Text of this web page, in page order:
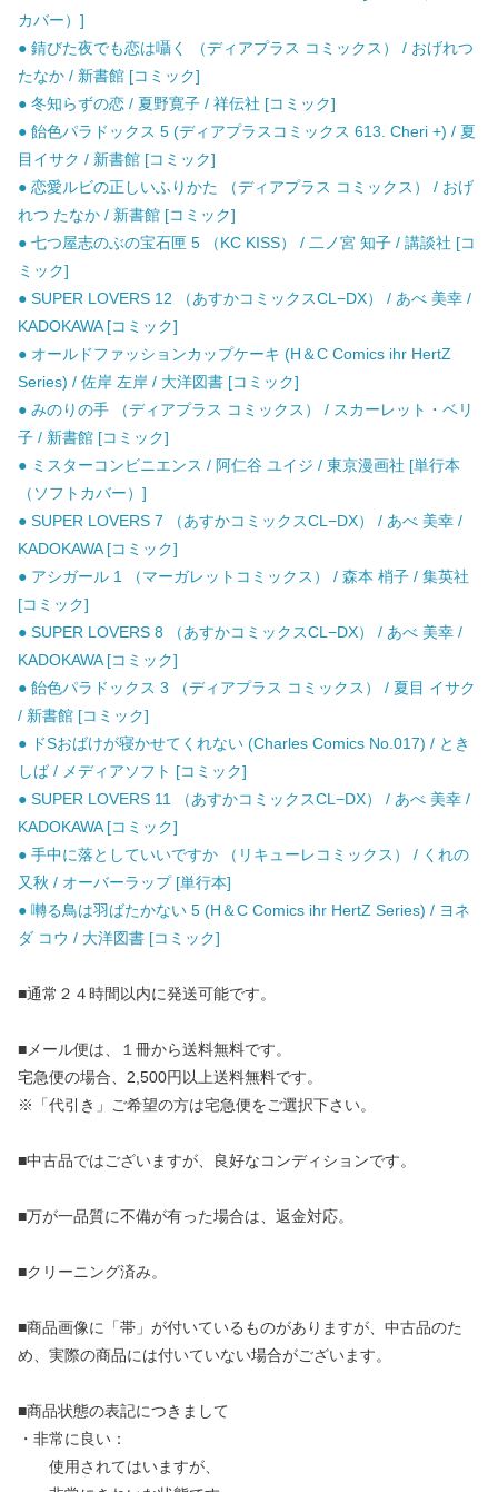
カバー）]
● 錆びた夜でも恋は囁く （ディアプラス コミックス） / おげれつ
たなか / 新書館 [コミック]
● 冬知らずの恋 / 夏野寛子 / 祥伝社 [コミック]
● 飴色パラドックス 5 (ディアプラスコミックス 613. Cheri +) / 夏
目イサク / 新書館 [コミック]
● 恋愛ルビの正しいふりかた （ディアプラス コミックス） / おげ
れつ たなか / 新書館 [コミック]
● 七つ屋志のぶの宝石匣 5 （KC KISS） / 二ノ宮 知子 / 講談社 [コ
ミック]
● SUPER LOVERS 12 （あすかコミックスCL−DX） / あべ 美幸 /
KADOKAWA [コミック]
● オールドファッションカップケーキ (H＆C Comics ihr HertZ
Series) / 佐岸 左岸 / 大洋図書 [コミック]
● みのりの手 （ディアプラス コミックス） / スカーレット・ベリ
子 / 新書館 [コミック]
● ミスターコンビニエンス / 阿仁谷 ユイジ / 東京漫画社 [単行本
（ソフトカバー）]
● SUPER LOVERS 7 （あすかコミックスCL−DX） / あべ 美幸 /
KADOKAWA [コミック]
● アシガール 1 （マーガレットコミックス） / 森本 梢子 / 集英社
[コミック]
● SUPER LOVERS 8 （あすかコミックスCL−DX） / あべ 美幸 /
KADOKAWA [コミック]
● 飴色パラドックス 3 （ディアプラス コミックス） / 夏目 イサク
/ 新書館 [コミック]
● ドSおばけが寝かせてくれない (Charles Comics No.017) / とき
しば / メディアソフト [コミック]
● SUPER LOVERS 11 （あすかコミックスCL−DX） / あべ 美幸 /
KADOKAWA [コミック]
● 手中に落としていいですか （リキューレコミックス） / くれの
又秋 / オーバーラップ [単行本]
● 囀る鳥は羽ばたかない 5 (H＆C Comics ihr HertZ Series) / ヨネ
ダ コウ / 大洋図書 [コミック]
■通常２４時間以内に発送可能です。
■メール便は、１冊から送料無料です。
宅急便の場合、2,500円以上送料無料です。
※「代引き」ご希望の方は宅急便をご選択下さい。
■中古品ではございますが、良好なコンディションです。
■万が一品質に不備が有った場合は、返金対応。
■クリーニング済み。
■商品画像に「帯」が付いているものがありますが、中古品のた
め、実際の商品には付いていない場合がございます。
■商品状態の表記につきまして
・非常に良い：
使用されてはいますが、